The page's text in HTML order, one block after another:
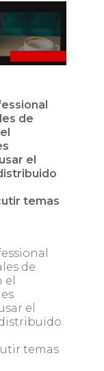
de
el
temas
de
el
temas